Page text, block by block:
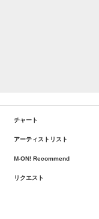
チャート
アーティストリスト
M-ON! Recommend
リクエスト